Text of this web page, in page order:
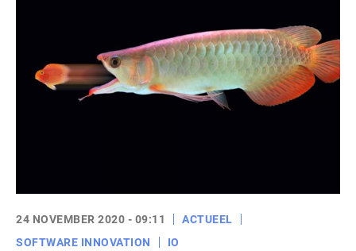
24 NOVEMBER 2020 - 09:11
ACTUEEL
SOFTWARE INNOVATION
IO